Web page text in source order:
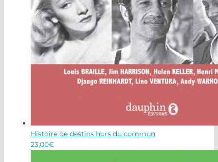
Histoire de destins hors du commun
23,00€